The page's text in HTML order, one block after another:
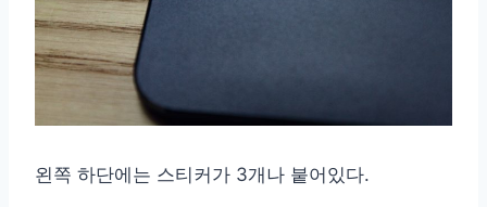
왼쪽 하단에는 스티커가 3개나 붙어있다.